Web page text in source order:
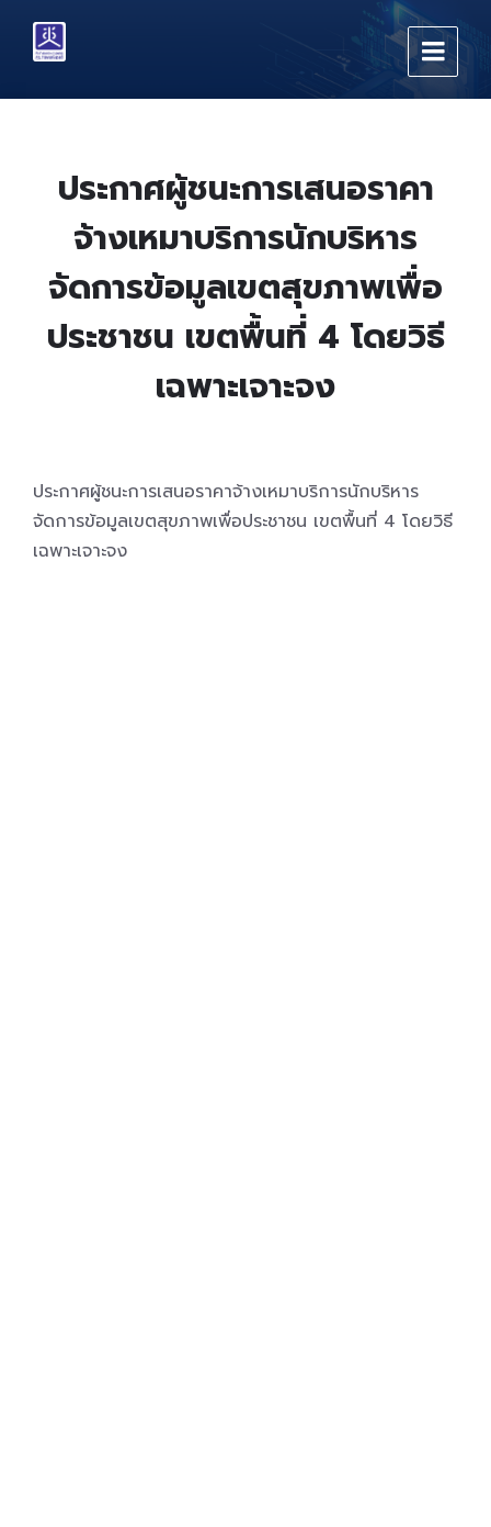
content
main
footer
ประกาศผู้ชนะการเสนอราคา
จ้างเหมาบริการนักบริหาร
จัดการข้อมูลเขตสุขภาพเพื่อ
ประชาชน เขตพื้นที่ 4 โดยวิธี
เฉพาะเจาะจง
ประกาศผู้ชนะการเสนอราคาจ้างเหมาบริการนักบริหาร
จัดการข้อมูลเขตสุขภาพเพื่อประชาชน เขตพื้นที่ 4 โดยวิธี
เฉพาะเจาะจง